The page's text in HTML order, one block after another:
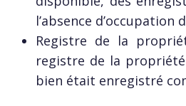
l’absence
Registre de la
registre de la
bien était enregistré